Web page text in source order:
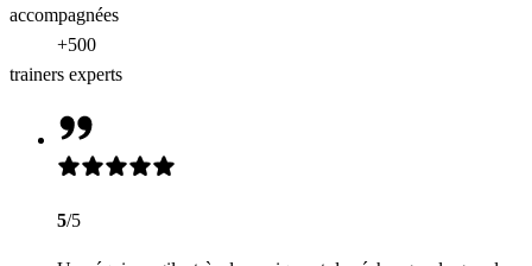
accompagnées
+500
trainers experts
5/5